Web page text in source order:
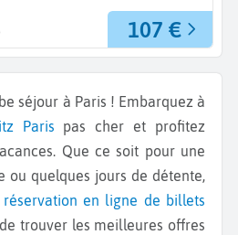
107 €
Paris pas cher et profitez
Que ce soit pour une
ou quelques jours de détente,
réservation en ligne de billets
trouver les meilleures offres